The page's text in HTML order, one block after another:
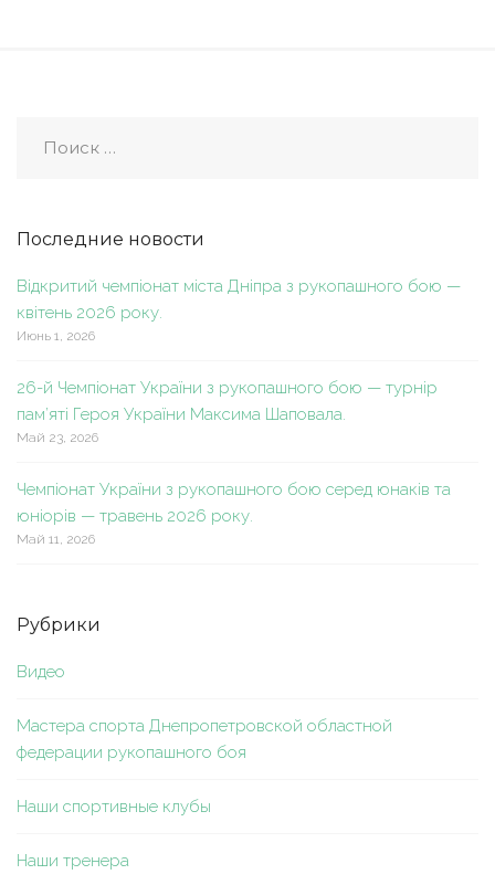
Последние новости
Відкритий чемпіонат міста Дніпра з рукопашного бою —
квітень 2026 року.
Июнь 1, 2026
26-й Чемпіонат України з рукопашного бою — турнір
пам’яті Героя України Максима Шаповала.
Май 23, 2026
Чемпіонат України з рукопашного бою серед юнаків та
юніорів — травень 2026 року.
Май 11, 2026
Рубрики
Видео
Мастера спорта Днепропетровской областной
федерации рукопашного боя
Наши спортивные клубы
Наши тренера